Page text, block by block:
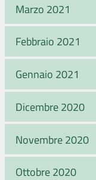
Marzo 2021
Febbraio 2021
Gennaio 2021
Dicembre 2020
Novembre 2020
Ottobre 2020